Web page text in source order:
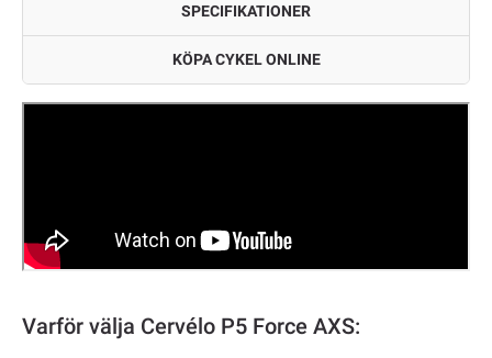
SPECIFIKATIONER
KÖPA CYKEL ONLINE
Varför välja Cervélo P5 Force AXS: